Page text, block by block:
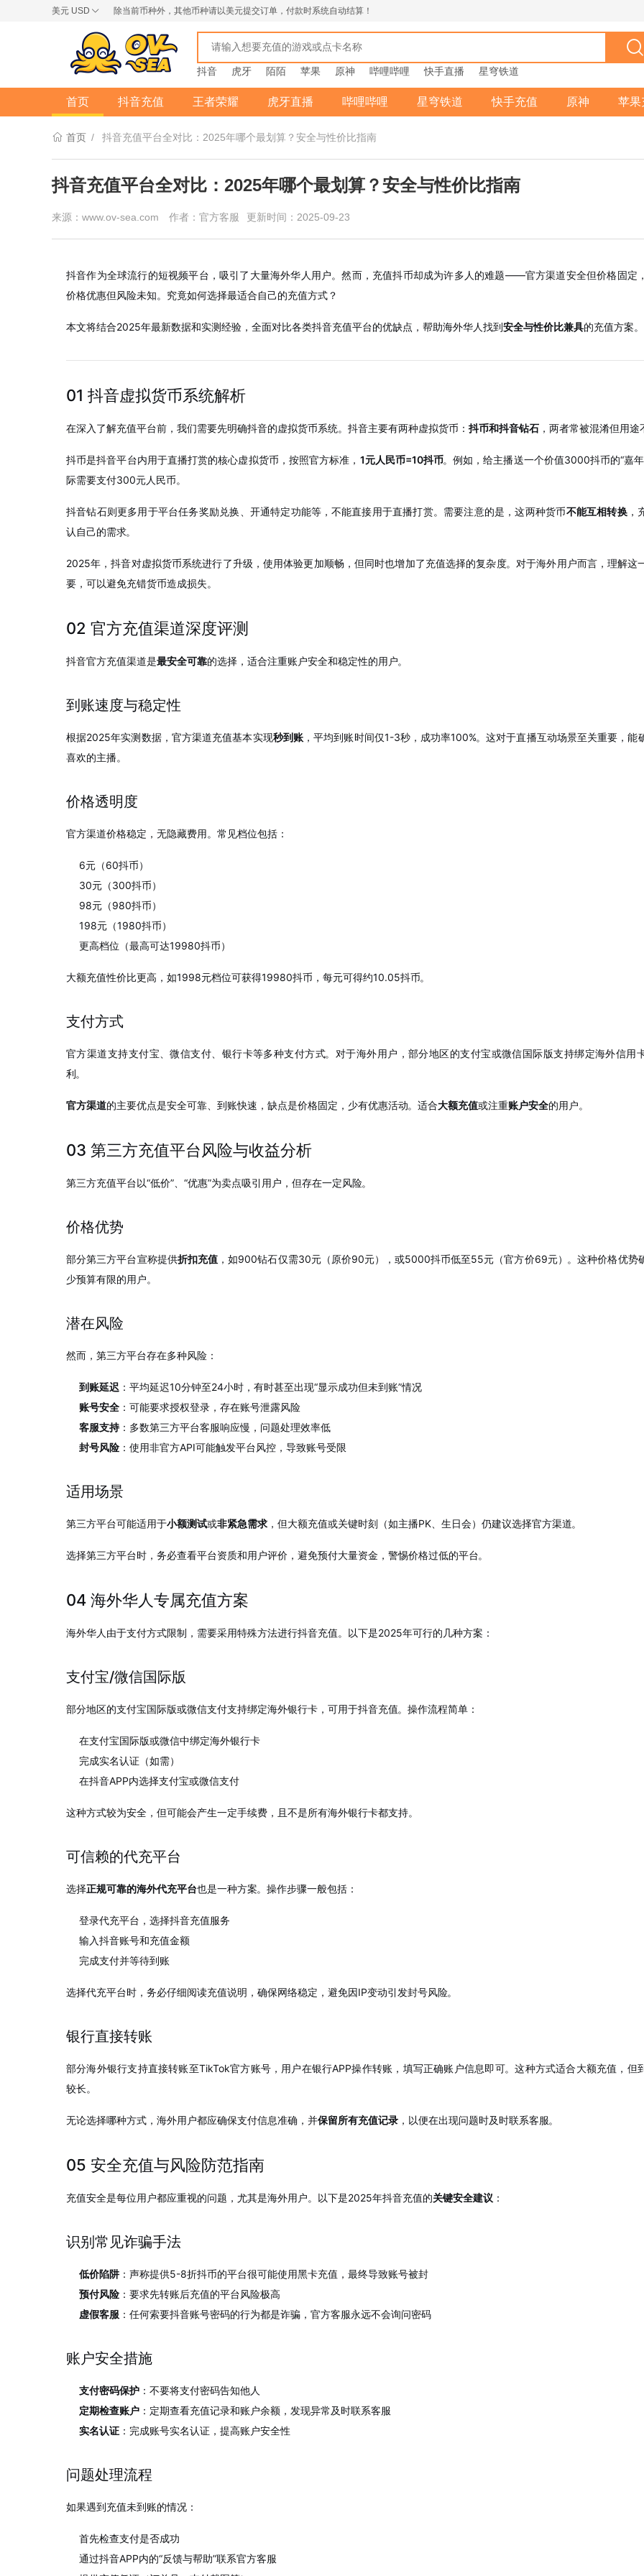
美元 USD
USD
AUD
NZD
除当前币种外，其他币种请以美元提交订单，付款时系统自动结算！
抖音 虎牙 陌陌 苹果 原神 哔哩哔哩 快手直播 星穹铁道
首页 抖音充值 王者荣耀 虎牙直播 哔哩哔哩 星穹铁道 快手充值 原神 苹果
首页 / 抖音充值平台全对比：2025年哪个最划算？安全与性价比指南
抖音充值平台全对比：2025年哪个最划算？安全与性价比指南
来源：www.ov-sea.com 作者：官方客服 更新时间：2025-09-23
抖音作为全球流行的短视频平台，吸引了大量海外华人用户。然而，充值抖币却成为许多人的难题——官方渠道安全但价格固定
价格优惠但风险未知。究竟如何选择最适合自己的充值方式？
本文将结合2025年最新数据和实测经验，全面对比各类抖音充值平台的优缺点，帮助海外华人找到安全与性价比兼具的充值方案。
01 抖音虚拟货币系统解析
在深入了解充值平台前，我们需要先明确抖音的虚拟货币系统。抖音主要有两种虚拟货币： 抖币和抖音钻石 ，两者常被混淆但用途
抖币是抖音平台内用于直播打赏的核心虚拟货币，按照官方标准， 1元人民币=10抖币。例如，给主播送一个价值3000抖币的“嘉
际需要支付300元人民币。
抖音钻石则更多用于平台任务奖励兑换、开通特定功能等，不能直接用于直播打赏。需要注意的是，这两种货币不能互相转换，
认自己的需求。
2025年，抖音对虚拟货币系统进行了升级，使用体验更加顺畅，但同时也增加了充值选择的复杂度。对于海外用户而言，理解这
要，可以避免充错货币造成损失。
02 官方充值渠道深度评测
抖音官方充值渠道是最安全可靠的选择，适合注重账户安全和稳定性的用户。
到账速度与稳定性
根据2025年实测数据，官方渠道充值基本实现秒到账 ，平均到账时间仅1-3秒，成功率100%。这对于直播互动场景至关重要，能
喜欢的主播。
价格透明度
官方渠道价格稳定，无隐藏费用。常见档位包括：
6元（60抖币）
30元（300抖币）
98元（980抖币）
198元（1980抖币）
更高档位（最高可达19980抖币）
大额充值性价比更高，如1998元档位可获得19980抖币，每元可得约10.05抖币。
支付方式
官方渠道支持支付宝、微信支付、银行卡等多种支付方式。对于海外用户，部分地区的支付宝或微信国际版支持绑定海外信用
利。
官方渠道的主要优点是安全可靠、到账快速，缺点是价格固定，少有优惠活动。适合大额充值或注重账户安全的用户。
03 第三方充值平台风险与收益分析
第三方充值平台以“低价”、“优惠”为卖点吸引用户，但存在一定风险。
价格优势
部分第三方平台宣称提供折扣充值 ，如900钻石仅需30元（原价90元） ，或5000抖币低至55元（官方价69元） 。这种价格优势
少预算有限的用户。
潜在风险
然而，第三方平台存在多种风险：
到账延迟 ：平均延迟10分钟至24小时，有时甚至出现“显示成功但未到账”情况
账号安全 ：可能要求授权登录，存在账号泄露风险
客服支持：多数第三方平台客服响应慢，问题处理效率低
封号风险 ：使用非官方API可能触发平台风控，导致账号受限
适用场景
第三方平台可能适用于小额测试或非紧急需求 ，但大额充值或关键时刻（如主播PK、生日会）仍建议选择官方渠道。
选择第三方平台时，务必查看平台资质和用户评价，避免预付大量资金，警惕价格过低的平台。
04 海外华人专属充值方案
海外华人由于支付方式限制，需要采用特殊方法进行抖音充值。以下是2025年可行的几种方案：
支付宝/微信国际版
部分地区的支付宝国际版或微信支付支持绑定海外银行卡，可用于抖音充值。操作流程简单：
在支付宝国际版或微信中绑定海外银行卡
完成实名认证（如需）
在抖音APP内选择支付宝或微信支付
这种方式较为安全，但可能会产生一定手续费，且不是所有海外银行卡都支持。
可信赖的代充平台
选择正规可靠的海外代充平台也是一种方案。操作步骤一般包括：
登录代充平台，选择抖音充值服务
输入抖音账号和充值金额
完成支付并等待到账
选择代充平台时，务必仔细阅读充值说明，确保网络稳定，避免因IP变动引发封号风险。
银行直接转账
部分海外银行支持直接转账至TikTok官方账号，用户在银行APP操作转账，填写正确账户信息即可。这种方式适合大额充值，但
较长。
无论选择哪种方式，海外用户都应确保支付信息准确，并保留所有充值记录 ，以便在出现问题时及时联系客服。
05 安全充值与风险防范指南
充值安全是每位用户都应重视的问题，尤其是海外用户。以下是2025年抖音充值的关键安全建议 ：
识别常见诈骗手法
低价陷阱 ：声称提供5-8折抖币的平台很可能使用黑卡充值，最终导致账号被封
预付风险 ：要求先转账后充值的平台风险极高
虚假客服 ：任何索要抖音账号密码的行为都是诈骗，官方客服永远不会询问密码
账户安全措施
支付密码保护 ：不要将支付密码告知他人
定期检查账户 ：定期查看充值记录和账户余额，发现异常及时联系客服
实名认证 ：完成账号实名认证，提高账户安全性
问题处理流程
如果遇到充值未到账的情况：
首先检查支付是否成功
通过抖音APP内的“反馈与帮助”联系官方客服